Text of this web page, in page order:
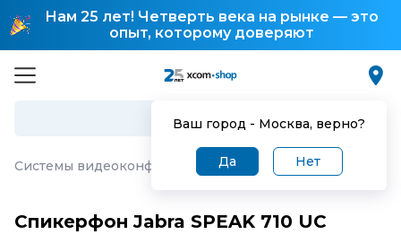
Нам 25 лет! Четверть века на рынке — это
опыт, которому доверяют
Ваш город - Москва, верно?
Да Нет
Системы видеоконференцсвязи (ВКС) Спикерфон
Спикерфон Jabra SPEAK 710 UC